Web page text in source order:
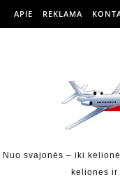
APIE REKLAMA
Nuo svajonės – iki
keliones